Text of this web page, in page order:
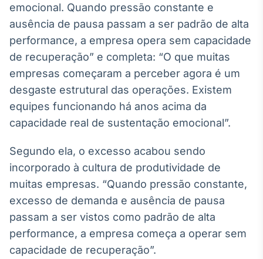
emocional. Quando pressão constante e
ausência de pausa passam a ser padrão de alta
performance, a empresa opera sem capacidade
de recuperação” e completa: “O que muitas
empresas começaram a perceber agora é um
desgaste estrutural das operações. Existem
equipes funcionando há anos acima da
capacidade real de sustentação emocional”.
Segundo ela, o excesso acabou sendo
incorporado à cultura de produtividade de
muitas empresas. “Quando pressão constante,
excesso de demanda e ausência de pausa
passam a ser vistos como padrão de alta
performance, a empresa começa a operar sem
capacidade de recuperação”.